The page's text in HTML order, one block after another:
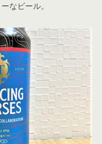
なビール。